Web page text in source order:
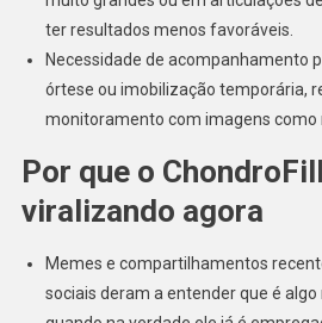
ter resultados menos favoráveis.
Necessidade de acompanhamento
órtese ou imobilização temporária,
monitoramento com imagens como
Por que o
viralizando agora
Memes e compartilhamentos
sociais deram a entender que é